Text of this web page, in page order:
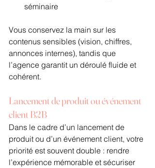
séminaire
Vous conservez la main sur les
contenus sensibles (vision, chiffres,
annonces internes), tandis que
l’agence garantit un déroulé fluide et
cohérent.
Lancement de produit ou événement
client B2B
Dans le cadre d’un lancement de
produit ou d’un événement client, votre
priorité est souvent double : rendre
l’expérience mémorable et sécuriser